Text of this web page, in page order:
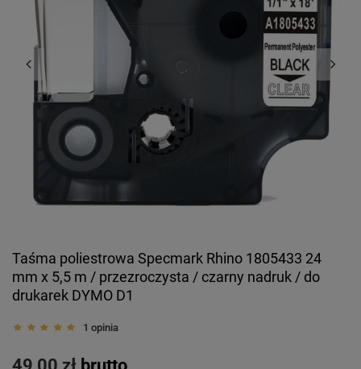
Taśma poliestrowa Specmark Rhino 1805433 24
mm x 5,5 m / przezroczysta / czarny nadruk / do
drukarek DYMO D1
1 opinia